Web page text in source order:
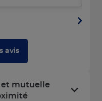
avis
et mutuelle